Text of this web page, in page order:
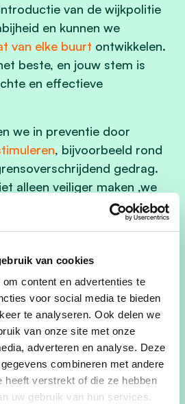
van cookies
content en advertenties te
voor social media te bieden
te analyseren. Ook delen we
van onze site met onze
adverteren en analyse. Deze
combineren met andere
heeft verstrekt of die ze hebben
uw gebruik van hun services.
van de wijkpolitie
en kunnen we
van elke buurt ontwikkelen.
beste, en jouw stem is
en effectieve
we in preventie door
, bijvoorbeeld rond
gedrag.
alleen veiliger maken ,we
beter informerenover hoe
aan een veilige en
een Mechelen waar
en politie de handen
en veilige stad te